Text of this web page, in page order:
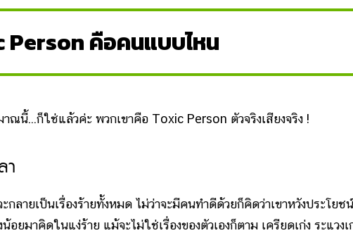
Person คือคนแบบไหน
ก็ใช่แล้วค่ะ พวกเขาคือ Toxic Person ตัวจริงเสียงจริง !
า
ยเป็นเรื่องร้ายทั้งหมด ไม่ว่าจะมีคนทำดีด้วยก็คิดว่าเขาหวังประโยชน์
อยมาคิดในแง่ร้าย แม้จะไม่ใช่เรื่องของตัวเองก็ตาม เครียดเก่ง ระแวงเ